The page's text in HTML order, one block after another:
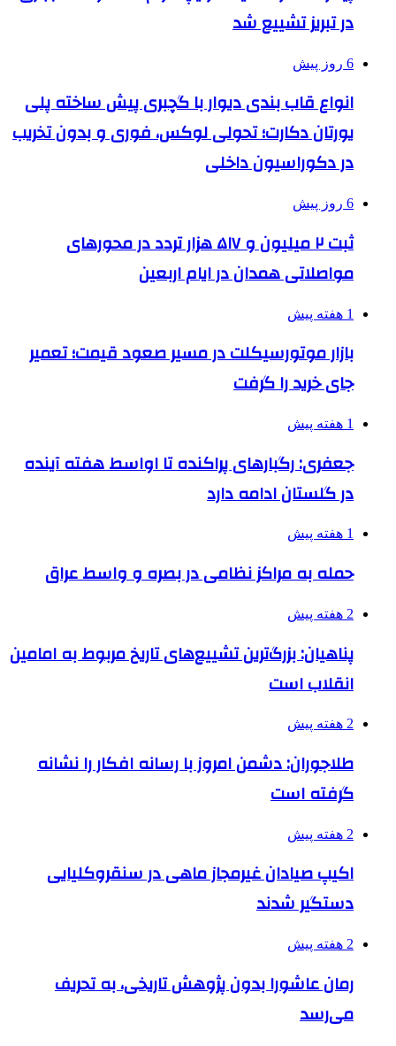
در تبریز تشییع شد
6 روز پیش
انواع قاب بندی دیوار با گچبری پیش ساخته پلی
یورتان دکارت؛ تحولی لوکس، فوری و بدون تخریب
در دکوراسیون داخلی
6 روز پیش
ثبت ۲ میلیون و ۵۱۷ هزار تردد در محورهای
مواصلاتی همدان در ایام اربعین
1 هفته پیش
بازار موتورسیکلت در مسیر صعود قیمت؛ تعمیر
جای خرید را گرفت
1 هفته پیش
جعفری: رگبارهای پراکنده تا اواسط هفته آینده
در گلستان ادامه دارد
1 هفته پیش
حمله به مراکز نظامی در بصره و واسط عراق
2 هفته پیش
پناهیان: بزرگ‌ترین تشییع‌های تاریخ مربوط به امامین
انقلاب است
2 هفته پیش
طلاجوران: دشمن امروز با رسانه افکار را نشانه
گرفته است
2 هفته پیش
اکیپ صیادان غیرمجاز ماهی در سنقروکلیایی
دستگیر شدند
2 هفته پیش
رمان عاشورا بدون پژوهش تاریخی، به تحریف
می‌رسد